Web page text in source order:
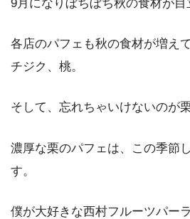
9月になりぼちぼち秋の食材が目
各店のパフェも秋の食材が増え
チジク、桃。
そして、忘れちゃいけないのが栗
濃厚な栗のパフェは、この季節
す。
僕が大好きな西村フルーツパー